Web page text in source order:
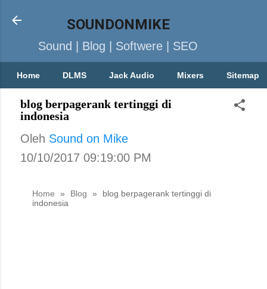
SOUNDONMIKE
Sound | Blog | Softwere | SEO
Home DLMS Jack Audio Mixers Sitemap
blog berpagerank tertinggi di
indonesia
Oleh Sound on Mike
10/10/2017 09:19:00 PM
Home » Blog »
blog berpagerank tertinggi di
indonesia